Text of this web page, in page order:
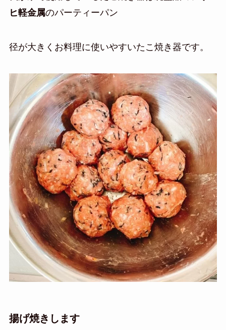
ヒ軽金属のパーティーパン
径が大きくお料理に使いやすいたこ焼き器です。
揚げ焼きします